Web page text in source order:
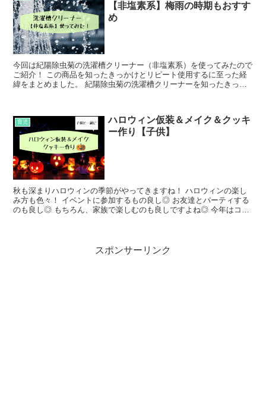
【非塩素系】梅雨の時期もおすす
め
今回は紀陽除虫菊の洗濯槽クリーナー（非塩素系）を使ってみたので
ご紹介！ この商品を知ったきっかけとリピート使用するに至った経
緯をまとめました。 紀陽除虫菊の洗濯槽クリーナーを知ったきっか
育児
ハロウィン仮装＆メイク＆クッキ
ー作り【子供】
秋も深まりハロウィンの季節がやってきますね！ ハロウィンの楽し
み方も色々！ イベントに参加するもの良し◎ お友達とパーティする
のも良し◎ もちろん、家族で楽しむのも良しですよね◎ 今年はコロ
スポンサーリンク